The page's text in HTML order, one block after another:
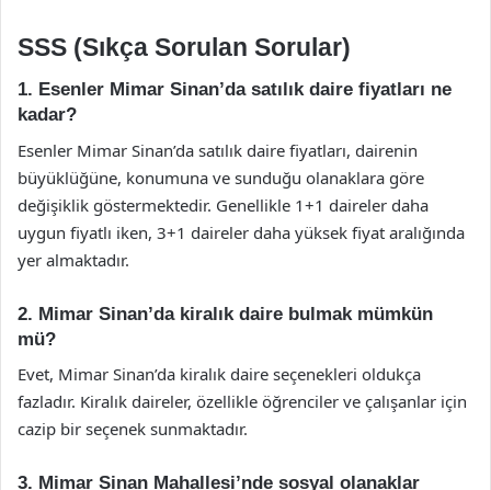
SSS (Sıkça Sorulan Sorular)
1. Esenler Mimar Sinan’da satılık daire fiyatları ne
kadar?
Esenler Mimar Sinan’da satılık daire fiyatları, dairenin
büyüklüğüne, konumuna ve sunduğu olanaklara göre
değişiklik göstermektedir. Genellikle 1+1 daireler daha
uygun fiyatlı iken, 3+1 daireler daha yüksek fiyat aralığında
yer almaktadır.
2. Mimar Sinan’da kiralık daire bulmak mümkün
mü?
Evet, Mimar Sinan’da kiralık daire seçenekleri oldukça
fazladır. Kiralık daireler, özellikle öğrenciler ve çalışanlar için
cazip bir seçenek sunmaktadır.
3. Mimar Sinan Mahallesi’nde sosyal olanaklar